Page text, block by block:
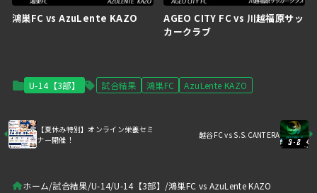
鴻巣FC vs AzuLente KAZO
AGEO CITY FC vs 川越福原サッ
カークラブ
U-14【3部】 試合結果 鴻巣FC AzuLente KAZO
【夏休み特別】オンライン栄養セミ
ナー開催！
越谷FC vs S.S.CANTERA
ホーム 試合結果 U-14 U-14【3部】 鴻巣FC vs AzuLente KAZO